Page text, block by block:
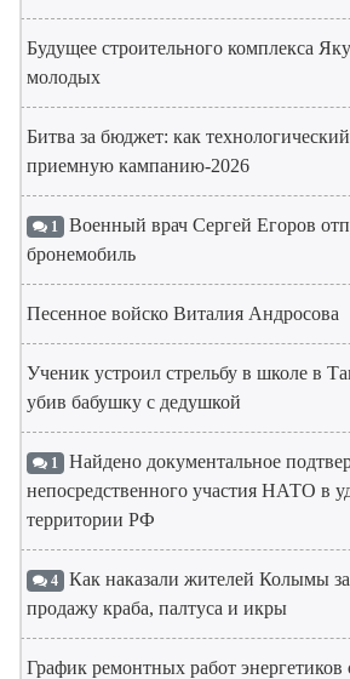
Будущее строительного комплекса
молодых
Битва за бюджет: как
приемную кампанию-2026
1 Военный врач Сергей Егоров
бронемобиль
Песенное войско Виталия Андросова
Ученик устроил стрельбу в школе в
убив бабушку с дедушкой
1 Найдено документальное
непосредственного участия НАТО в
территории РФ
4 Как наказали жителей Колымы
продажу краба, палтуса и икры
График ремонтных работ энергетиков